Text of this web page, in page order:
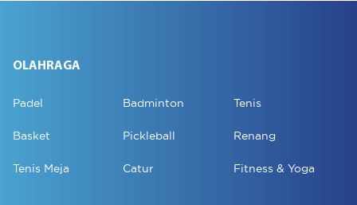
OLAHRAGA
Padel Badminton Tenis
Basket Pickleball Renang
Tenis Meja Catur Fitness & Yoga